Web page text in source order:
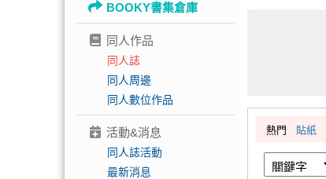
BOOKY書集倉庫
同人作品
同人誌
同人周邊
同人數位作品
活動&消息
同人誌活動
最新消息
熱門 貼紙